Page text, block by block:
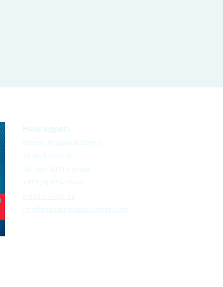
Наш адрес:
Манор Медикал Центр
26 Ha'Barzel St.
Tel Aviv 69710 Israel
+972 (3) 376-10-40
8 800 777-00-12
info@manormedicalcenter.com